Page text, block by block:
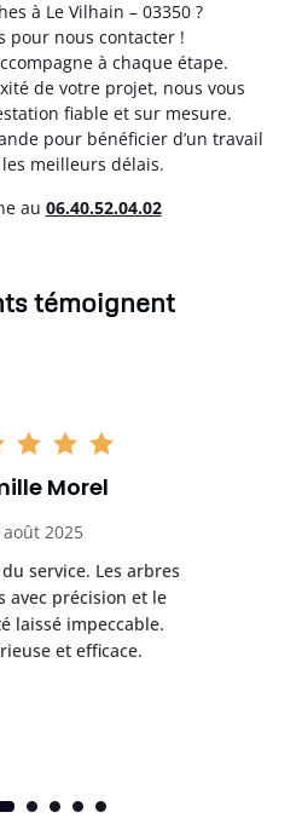
à Le Vilhain – 03350 ?
pour nous contacter !
à chaque étape.
de votre projet, nous vous
fiable et sur mesure.
pour bénéficier d’un travail
meilleurs délais.
au 06.40.52.04.02
témoignent
Morel
août 2025
service. Les arbres
avec précision et le
laissé impeccable.
et efficace.